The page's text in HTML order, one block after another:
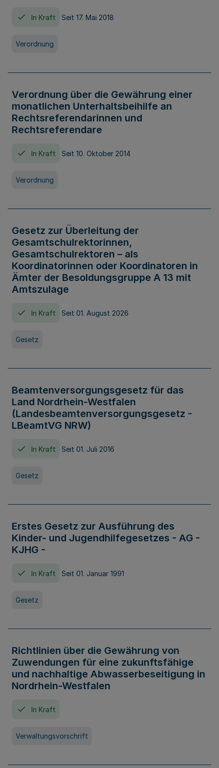
In Kraft Seit 17. Mai 2018
Verordnung
Verordnung über die Gewährung einer
monatlichen Unterhaltsbeihilfe an
Rechtsreferendarinnen und
Rechtsreferendare
In Kraft Seit 10. Oktober 2014
Verordnung
Gesetz zur Überleitung der
Gesamtschulrektorinnen,
Gesamtschulrektoren – als
Koordinatorinnen oder Koordinatoren in
Ämter der Besoldungsgruppe A 13 mit
Amtszulage
In Kraft Seit 01. August 2026
Gesetz
Beamtenversorgungsgesetz für das
Land Nordrhein-Westfalen
(Landesbeamtenversorgungsgesetz -
LBeamtVG NRW)
In Kraft Seit 01. Juli 2016
Gesetz
Erstes Gesetz zur Ausführung des
Kinder- und Jugendhilfegesetzes - AG -
KJHG -
In Kraft Seit 01. Januar 1991
Gesetz
Richtlinien über die Gewährung von
Zuwendungen für eine zukunftsfähige
und nachhaltige Abwasserbeseitigung in
Nordrhein-Westfalen
In Kraft
Verwaltungsvorschrift